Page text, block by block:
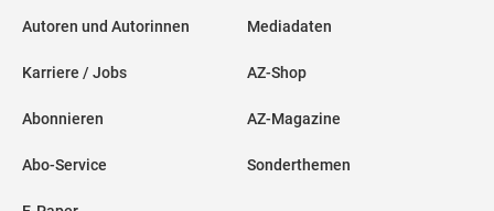
Autoren und Autorinnen
Karriere / Jobs
Abonnieren
Abo-Service
Mediadaten
AZ-Shop
AZ-Magazine
Sonderthemen